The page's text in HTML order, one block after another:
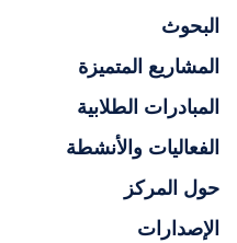
البحوث
المشاريع المتميزة
المبادرات الطلابية
الفعاليات والأنشطة
حول المركز
الإصدارات